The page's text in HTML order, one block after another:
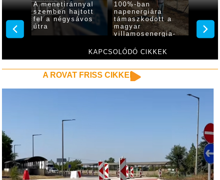
KAPCSOLÓDÓ CIKKEK
100%-ban
napenergiára
támaszkodott a
magyar
villamosenergia-
Ingyenes
hűsöléssel és
moziklasszikusokkal
várja a látogatókat
a gyulai Almásy-
Átmenetileg
gyulai vár
Almásy-
épületeinek
A ROVAT FRISS CIKKEI